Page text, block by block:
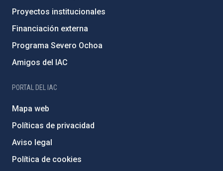
Proyectos institucionales
Financiación externa
Programa Severo Ochoa
Amigos del IAC
PORTAL DEL IAC
Mapa web
Políticas de privacidad
Aviso legal
Política de cookies